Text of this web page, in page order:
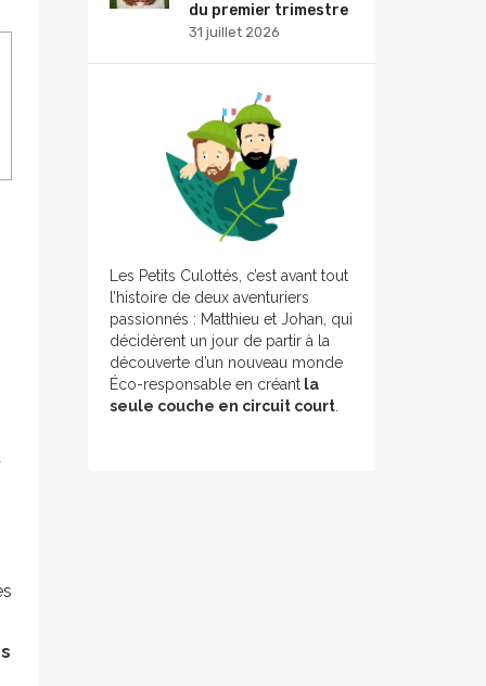
du premier trimestre
31 juillet 2026
Les Petits Culottés, c’est avant tout
l’histoire de deux aventuriers
passionnés : Matthieu et Johan, qui
décidèrent un jour de partir à la
découverte d’un nouveau monde
Éco-responsable en créant la
seule couche en circuit court